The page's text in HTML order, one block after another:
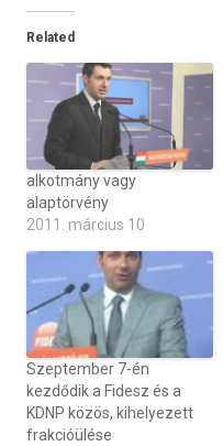
Related
alkotmány vagy
alaptörvény
2011. március 10
Szeptember 7-én
kezdődik a Fidesz és a
KDNP közös, kihelyezett
frakcióülése